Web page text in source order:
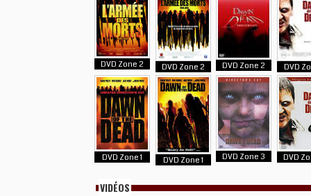
DVD Zone 2 DVD Zone 2 DVD Zone 2 DVD
DVD Zone 1 DVD Zone 1 DVD Zone 3 DVD
VIDÉOS